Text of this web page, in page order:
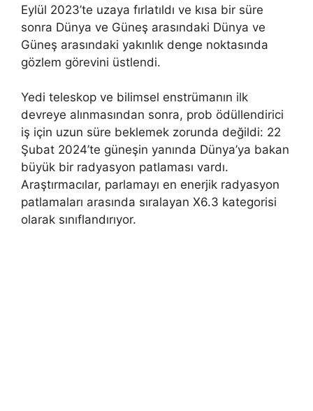
Eylül 2023’te uzaya fırlatıldı ve kısa bir süre
sonra Dünya ve Güneş arasındaki Dünya ve
Güneş arasındaki yakınlık denge noktasında
gözlem görevini üstlendi.
Yedi teleskop ve bilimsel enstrümanın ilk
devreye alınmasından sonra, prob ödüllendirici
iş için uzun süre beklemek zorunda değildi: 22
Şubat 2024’te güneşin yanında Dünya’ya bakan
büyük bir radyasyon patlaması vardı.
Araştırmacılar, parlamayı en enerjik radyasyon
patlamaları arasında sıralayan X6.3 kategorisi
olarak sınıflandırıyor.